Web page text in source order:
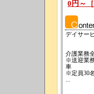
0円～
デイサー
介護業務
※送迎業
車
※定員30
...